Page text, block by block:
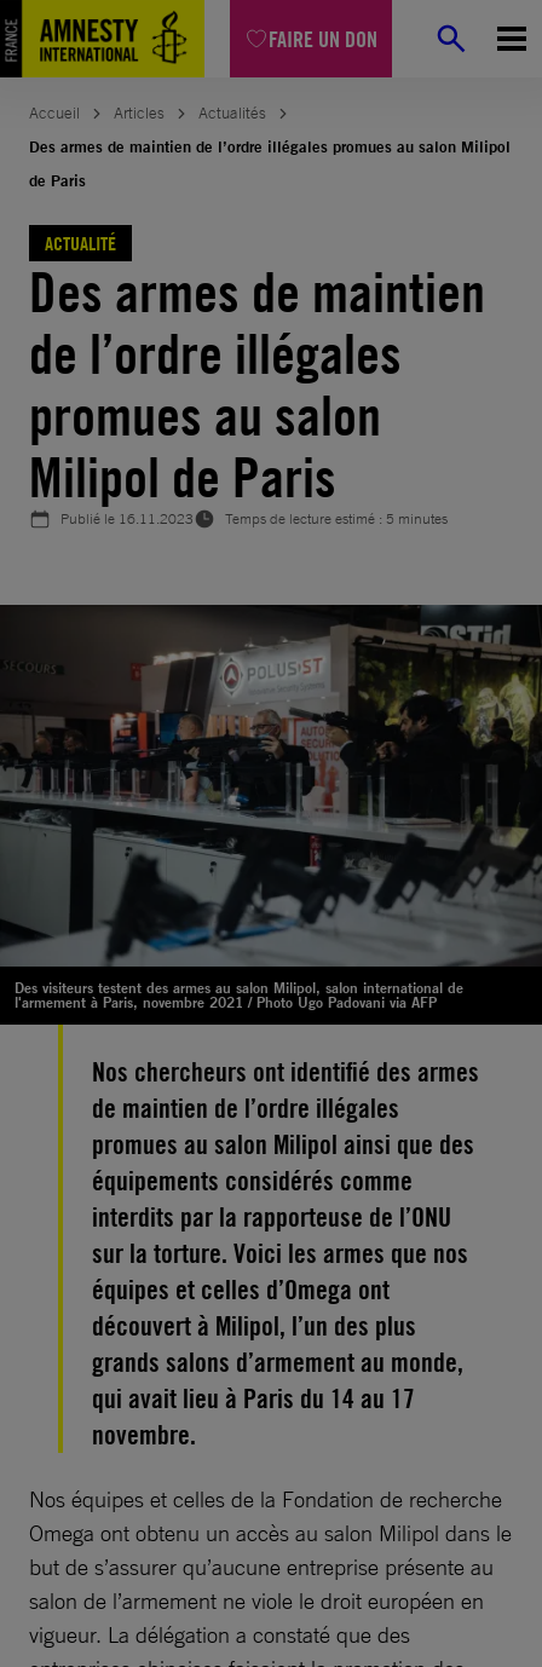
FAIRE UN DON
Aller
au
contenu
Accueil Articles
Actualités
Des armes de maintien de l’ordre illégales promues au salon Milipol
de Paris
ACTUALITÉ
Des armes de maintien
de l’ordre illégales
promues au salon
Milipol de Paris
Publié le 16.11.2023 Temps de lecture estimé : 5 minutes
Des visiteurs testent des armes au salon Milipol, salon international de
l'armement à Paris, novembre 2021 / Photo Ugo Padovani via AFP
Nos chercheurs ont identifié des armes
de maintien de l’ordre illégales
promues au salon Milipol ainsi que des
équipements considérés comme
interdits par la rapporteuse de l’ONU
sur la torture. Voici les armes que nos
équipes et celles d’Omega ont
découvert à Milipol, l’un des plus
grands salons d’armement au monde,
qui avait lieu à Paris du 14 au 17
novembre.
Nos équipes et celles de la Fondation de recherche
Omega ont obtenu un accès au salon Milipol dans le
but de s’assurer qu’aucune entreprise présente au
salon de l’armement ne viole le droit européen en
vigueur. La délégation a constaté que des